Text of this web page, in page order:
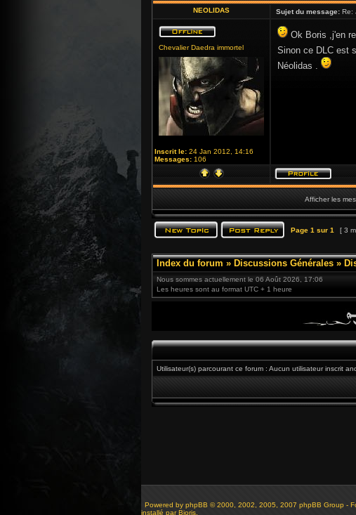
NEOLIDAS Sujet du message: Re:
Chevalier Daedra immortel
Inscrit le: 24 Jan 2012, 14:16
Messages: 106
Ok Boris ,j'en
Sinon ce DLC est
Néolidas .
Afficher les
Page 1 sur 1 [ 3
Index du forum » Discussions Générales »
Nous sommes actuellement le 06 Août 2026, 17:06
Les heures sont au format UTC + 1 heure
Utilisateur(s) parcourant ce forum : Aucun utilisateur inscrit
Powered by phpBB © 2000, 2002, 2005, 2007 phpBB Group -
installé par Bioris.